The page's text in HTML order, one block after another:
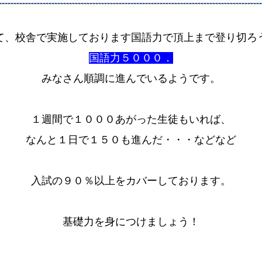
、校舎で実施しております国語力で頂上まで登り切ろ
国語力５０００．
みなさん順調に進んでいるようです。
１週間で１０００あがった生徒もいれば、
なんと１日で１５０も進んだ・・・などなど
入試の９０％以上をカバーしております。
基礎力を身につけましょう！